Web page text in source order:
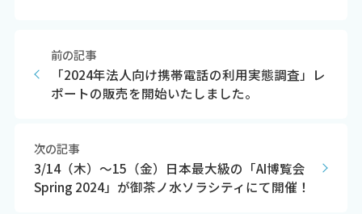
前の記事
「2024年法人向け携帯電話の利用実態調査」レ
ポートの販売を開始いたしました。
次の記事
3/14（木）～15（金）日本最大級の「AI博覧会
Spring 2024」が御茶ノ水ソラシティにて開催！